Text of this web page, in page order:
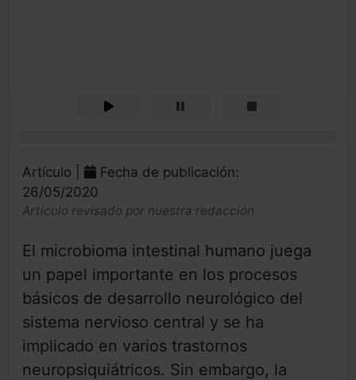
Artículo |
Fecha de publicación:
26/05/2020
Artículo revisado por nuestra redacción
El microbioma intestinal humano juega
un papel importante en los procesos
básicos de desarrollo neurológico del
sistema nervioso central y se ha
implicado en varios trastornos
neuropsiquiátricos. Sin embargo, la